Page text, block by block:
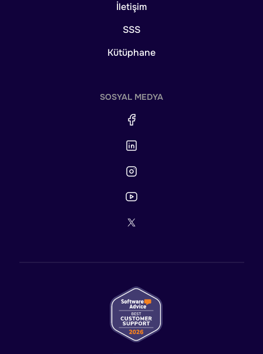
İletişim
SSS
Kütüphane
SOSYAL MEDYA